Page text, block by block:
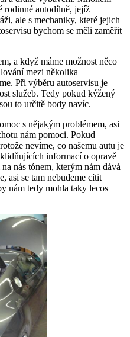
rodinné autodílně, jejíž
ale s mechaniky, které jejich
bychom se měli zaměřit
a když máme možnost něco
mezi několika
Při výběru autoservisu je
služeb. Tedy pokud kýžený
to určitě body navíc.
s nějakým problémem, asi
nám pomoci. Pokud
nevíme, co našemu autu je
informací o opravě
nás tónem, kterým nám dává
asi se tam nebudeme cítit
nám tedy mohla taky lecos